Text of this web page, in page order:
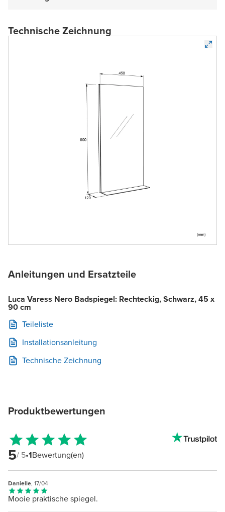
Technische Zeichnung
Anleitungen und Ersatzteile
Luca Varess Nero Badspiegel: Rechteckig, Schwarz, 45 x
90 cm
Teileliste
Installationsanleitung
Technische Zeichnung
Produktbewertungen
5/ 5•1Bewertung(en)
Danielle, 17/04
Mooie praktische spiegel.